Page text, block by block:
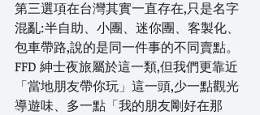
第三選項在台灣其實一直存在,只是名字
混亂:半自助、小團、迷你團、客製化、
包車帶路,說的是同一件事的不同賣點。
FFD 紳士夜旅屬於這一類,但我們更靠近
「當地朋友帶你玩」這一頭,少一點觀光
導遊味、多一點「我的朋友剛好在那